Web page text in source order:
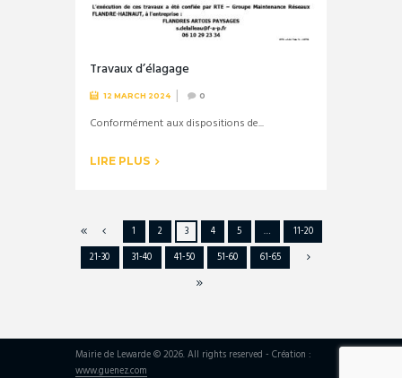
Travaux d’élagage
12 MARCH 2024 0
Conformément aux dispositions de...
LIRE PLUS
1 2 3 4 5 …
11-20
21-30
31-40 41-50 51-60 61-65
Mairie de Lewarde © 2026. All rights reserved - Création :
www.guenez.com